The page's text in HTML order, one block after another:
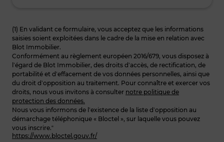
(1) En validant ce formulaire, vous acceptez que les informations
saisies soient exploitées dans le cadre de la mise en relation avec
Blot Immobilier.
Conformément au règlement européen 2016/679, vous disposez à
l’égard de Blot Immobilier, des droits d’accès, de rectification, de
portabilité et d’effacement de vos données personnelles, ainsi que
du droit d’opposition au traitement. Pour connaître et exercer vos
droits, nous vous invitons à consulter notre politique de
protection des données.
Nous vous informons de l’existence de la liste d’opposition au
démarchage téléphonique « Bloctel », sur laquelle vous pouvez
vous inscrire.“
https://www.bloctel.gouv.fr/